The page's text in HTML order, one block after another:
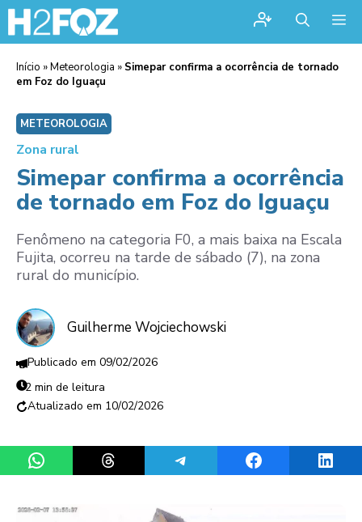
Início »Meteorologia » Simepar confirma a ocorrência de tornado
em Foz do Iguaçu
METEOROLOGIA
Zona rural
Simepar confirma a ocorrência
de tornado em Foz do Iguaçu
Fenômeno na categoria F0, a mais baixa na Escala
Fujita, ocorreu na tarde de sábado (7), na zona
rural do município.
Guilherme Wojciechowski
09/02/2026
2 min de leitura
10/02/2026
Share on WhatsAppShare on ThreadsShare on TelegramShare on Facebook